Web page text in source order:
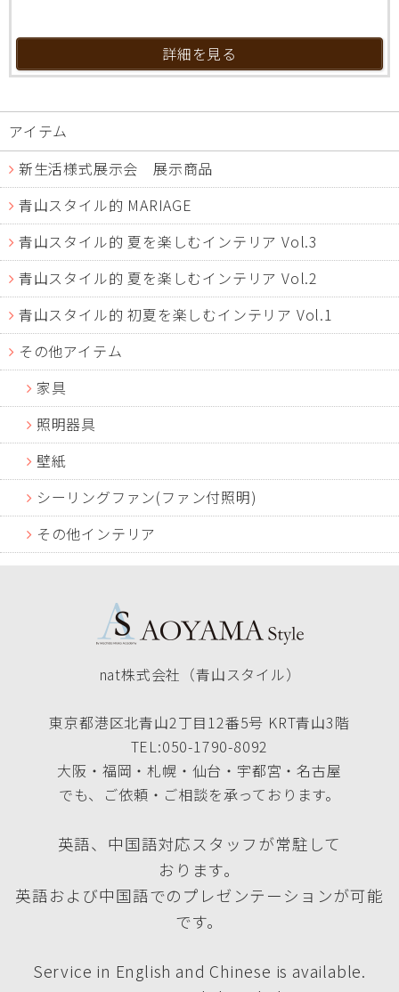
詳細を見る
アイテム
新生活様式展示会 展示商品
青山スタイル的 MARIAGE
青山スタイル的 夏を楽しむインテリア Vol.3
青山スタイル的 夏を楽しむインテリア Vol.2
青山スタイル的 初夏を楽しむインテリア Vol.1
その他アイテム
家具
照明器具
壁紙
シーリングファン(ファン付照明)
その他インテリア
nat株式会社（青山スタイル）
東京都港区北青山2丁目12番5号 KRT青山3階
TEL:050-1790-8092
大阪・福岡・札幌・仙台・宇都宮・名古屋
でも、ご依頼・ご相談を承っております。
英語、中国語対応スタッフが常駐して
おります。
英語および中国語でのプレゼンテーションが可能
です。
Service in English and Chinese is available.